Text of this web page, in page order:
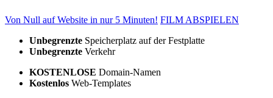
Von Null auf Website in nur 5 Minuten! FILM ABSPIELEN
Unbegrenzte Speicherplatz auf der Festplatte
Unbegrenzte Verkehr
KOSTENLOSE Domain-Namen
Kostenlos Web-Templates